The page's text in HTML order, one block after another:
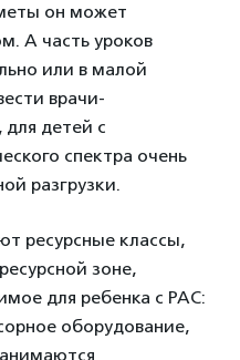
он может
А часть уроков
или в малой
врачи-
детей с
спектра очень
разгрузки.
ресурсные классы,
зоне,
для ребенка с РАС:
оборудование,